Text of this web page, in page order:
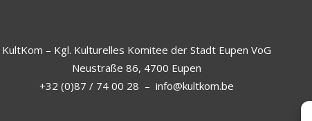
KultKom – Kgl. Kulturelles Komitee der Stadt Eupen VoG
Neustraße 86, 4700 Eupen
+32 (0)87 / 74 00 28 – info@kultkom.be